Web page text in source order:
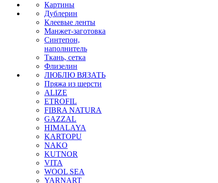
Картины
Дублерин
Клеевые ленты
Манжет-заготовка
Синтепон,
наполнитель
Ткань, сетка
Флизелин
ЛЮБЛЮ ВЯЗАТЬ
Пряжа из шерсти
ALIZE
ETROFIL
FIBRA NATURA
GAZZAL
HIMALAYA
KARTOPU
NAKO
KUTNOR
VITA
WOOL SEA
YARNART